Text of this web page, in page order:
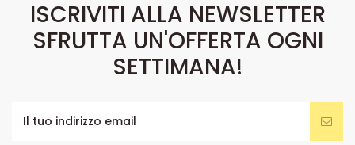
ISCRIVITI ALLA NEWSLETTER
SFRUTTA UN'OFFERTA OGNI
SETTIMANA!